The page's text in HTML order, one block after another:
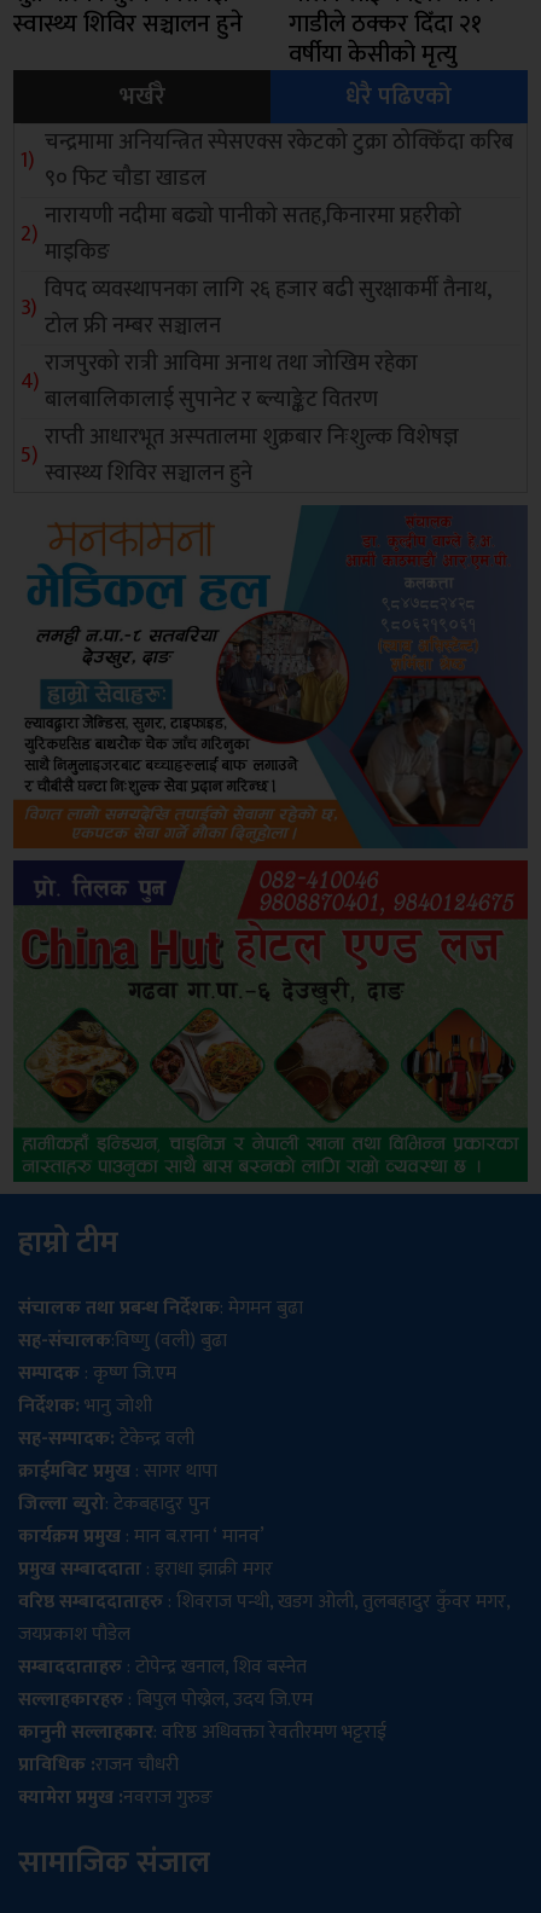
स्वास्थ्य शिविर सञ्चालन हुने गाडीले ठक्कर दिँदा २१
वर्षीया केसीको मृत्यु
भर्खरै
धेरै पढिएको
चन्द्रमामा अनियन्त्रित स्पेसएक्स रकेटको टुक्रा ठोक्किँदा करिब
९० फिट चौडा खाडल
नारायणी नदीमा बढ्यो पानीको सतह,किनारमा प्रहरीको
माइकिङ
विपद व्यवस्थापनका लागि २६ हजार बढी सुरक्षाकर्मी तैनाथ,
टोल फ्री नम्बर सञ्चालन
राजपुरको रात्री आविमा अनाथ तथा जोखिम रहेका
बालबालिकालाई सुपानेट र ब्ल्याङ्केट वितरण
राप्ती आधारभूत अस्पतालमा शुक्रबार निःशुल्क विशेषज्ञ
स्वास्थ्य शिविर सञ्चालन हुने
हाम्रो टीम
संचालक तथा प्रबन्ध निर्देशक: मेगमन बुढा
सह-संचालक:विष्णु (वली) बुढा
सम्पादक: कृष्ण जि.एम
निर्देशक:भानु जोशी
सह-सम्पादक:टेकेन्द्र वली
क्राईमबिट प्रमुख: सागर थापा
जिल्ला ब्युरो: टेकबहादुर पुन
कार्यक्रम प्रमुख: मान ब.राना ‘ मानव’
प्रमुख सम्बाददाता: इराधा झाक्री मगर
वरिष्ठ सम्बाददाताहरु: शिवराज पन्थी, खडग ओली, तुलबहादुर कुँवर मगर,
जयप्रकाश पौडेल
सम्बाददाताहरु: टोपेन्द्र खनाल, शिव बस्नेत
सल्लाहकारहरु: बिपुल पोख्रेल, उदय जि.एम
कानुनी सल्लाहकार: वरिष्ठ अधिवक्ता रेवतीरमण भट्टराई
प्राविधिक :राजन चौधरी
क्यामेरा प्रमुख :नवराज गुरुङ
सामाजिक संजाल